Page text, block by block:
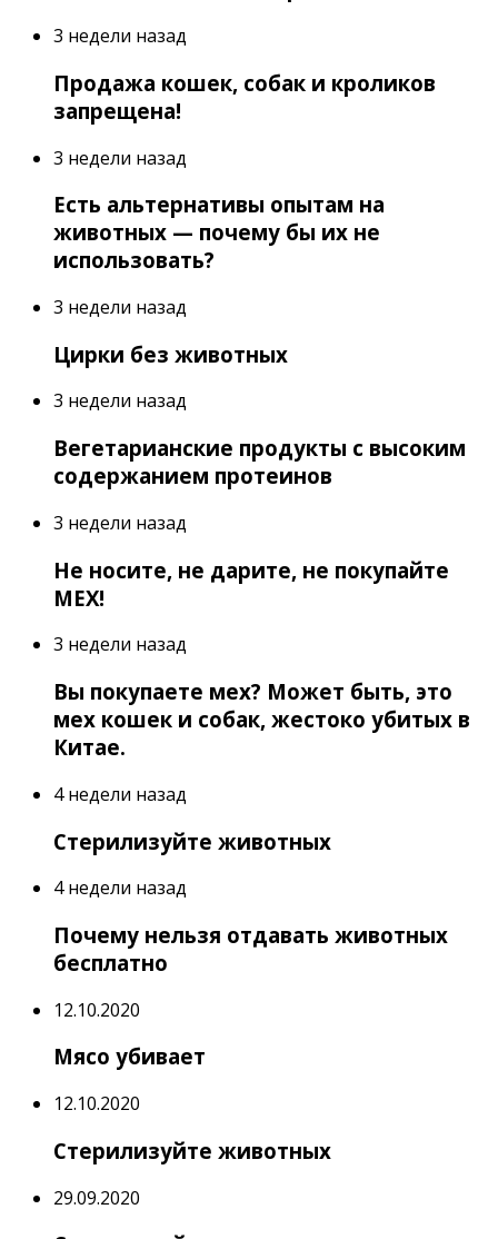
3 недели назад
Продажа кошек, собак и кроликов
запрещена!
3 недели назад
Есть альтернативы опытам на
животных — почему бы их не
использовать?
3 недели назад
Цирки без животных
3 недели назад
Вегетарианские продукты с высоким
содержанием протеинов
3 недели назад
Не носите, не дарите, не покупайте
МЕХ!
3 недели назад
Вы покупаете мех? Может быть, это
мех кошек и собак, жестоко убитых в
Китае.
4 недели назад
Стерилизуйте животных
4 недели назад
Почему нельзя отдавать животных
бесплатно
12.10.2020
Мясо убивает
12.10.2020
Стерилизуйте животных
29.09.2020